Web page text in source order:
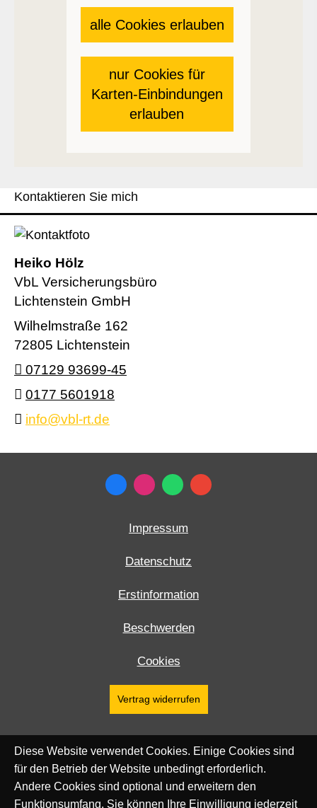
alle Cookies erlauben
nur Cookies für
Karten-Einbindungen
erlauben
Kontaktieren Sie mich
Heiko Hölz
VbL Versicherungsbüro
Lichtenstein GmbH
Wilhelmstraße 162
72805 Lichtenstein
07129 93699-45
0177 5601918
info@vbl-rt.de
Impressum
Datenschutz
Erstinformation
Beschwerden
Cookies
Vertrag widerrufen
Diese Website verwendet Cookies. Einige Cookies sind
für den Betrieb der Website unbedingt erforderlich.
Andere Cookies sind optional und erweitern den
Funktionsumfang. Sie können Ihre Einwilligung jederzeit